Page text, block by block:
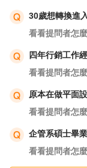
30歲想轉換進
看看提問者怎
四年行銷工作
看看提問者怎
原本在做平面
看看提問者怎
企管系碩士畢
看看提問者怎